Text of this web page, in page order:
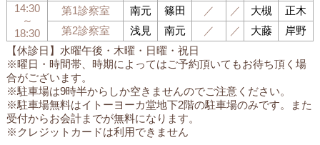
【休診日】水曜午後・木曜・日曜・祝日
※曜日・時間帯、時期によってはご予約頂いてもお待ち頂く場
合がございます。
※駐車場は9時半からしか空きませんのでご注意ください。
※駐車場無料はイトーヨーカ堂地下2階の駐車場のみです。また
受付からお会計までが無料になります。
※クレジットカードは利用できません
14:30
～
18:30
第1診察室 南元 篠田 ／ ／ 大槻
正木
第2診察室
浅見 南元 ／ ／ 大藤 岸野